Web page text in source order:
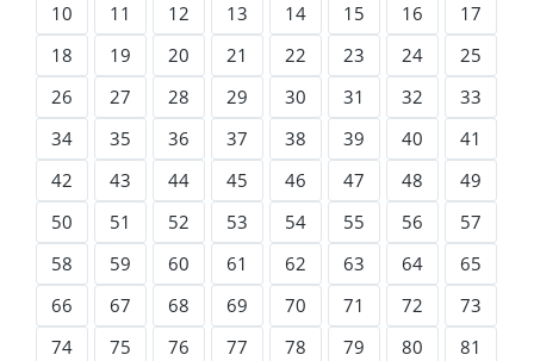
10
11 12 13 14 15 16
17
18
19 20 21 22 23 24
25
26
27 28 29 30 31 32
33
34
35 36 37 38 39 40
41
42
43 44 45 46 47 48
49
50
51 52 53 54 55 56
57
58
59 60 61 62 63 64
65
66
67 68 69 70 71 72
73
74
75 76 77 78 79 80
81